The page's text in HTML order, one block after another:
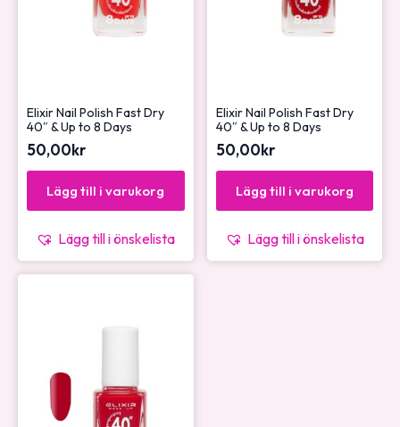
Elixir Nail Polish Fast Dry
40″ & Up to 8 Days
50,00kr
Lägg till i varukorg
Lägg till i önskelista
Elixir Nail Polish Fast Dry
40″ & Up to 8 Days
50,00kr
Lägg till i varukorg
Lägg till i önskelista